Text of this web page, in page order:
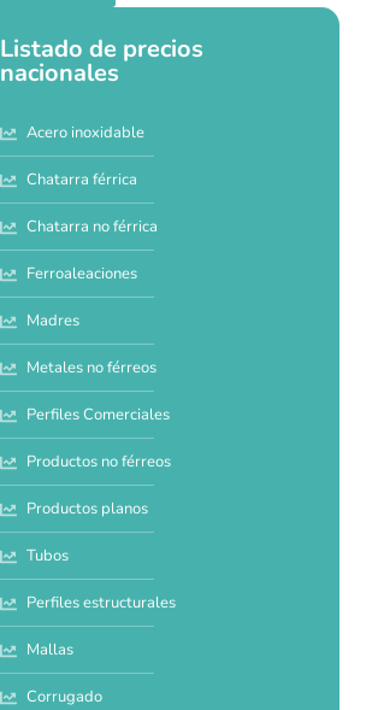
Listado de precios
nacionales
Acero inoxidable
Chatarra férrica
Chatarra no férrica
Ferroaleaciones
Madres
Metales no férreos
Perfiles Comerciales
Productos no férreos
Productos planos
Tubos
Perfiles estructurales
Mallas
Corrugado